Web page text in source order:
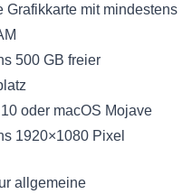
Grafikkarte mit mindestens
500 GB freier
10 oder macOS Mojave
1920×1080 Pixel
allgemeine